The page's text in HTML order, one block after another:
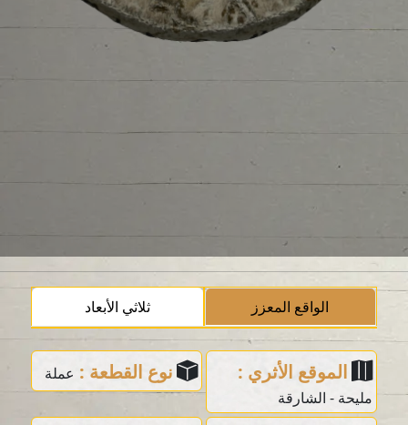
الواقع المعزز ثلاثي الأبعاد
الموقع الأثري :
مليحة - الشارقة
نوع القطعة : عملة